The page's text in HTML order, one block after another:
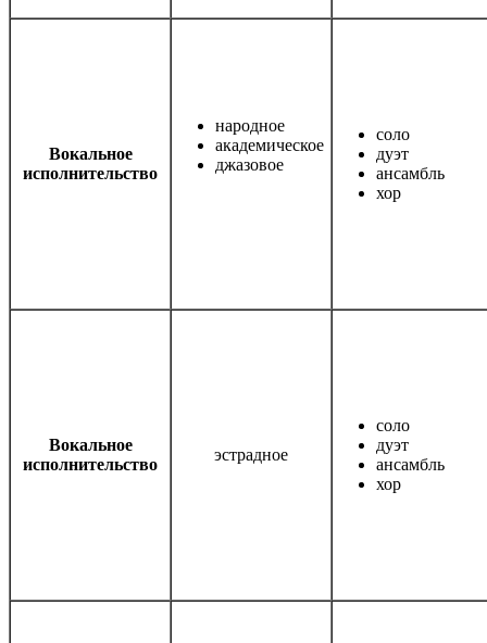
Вокальное
исполнительство
народное
академическое
джазовое
соло
дуэт
ансамбль
хор
Вокальное
исполнительство
эстрадное
соло
дуэт
ансамбль
хор